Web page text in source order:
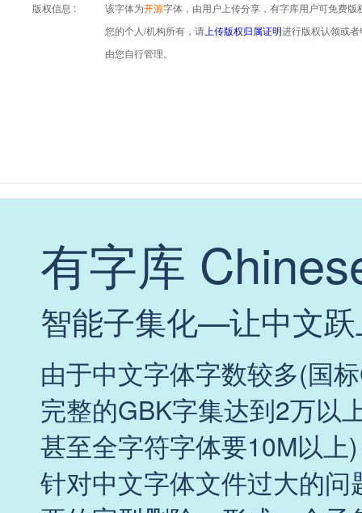
版权信息 : 该字体为开源字体，由用户上传分享，有字库用户可免费
您的个人/机构所有，请 上传版权归属证明进行版权认领或
由您自行管理。
有字库
智能子集化—让中文
由于中文字体字数较多(国
完整的GBK字集达到2万以
甚至全字符字体要10M以
针对中文字体文件过大的